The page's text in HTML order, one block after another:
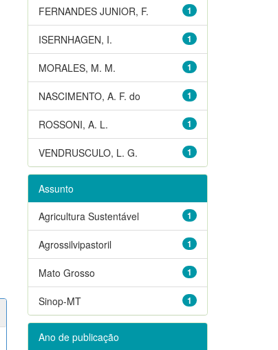
1
FERNANDES JUNIOR, F.
1
ISERNHAGEN, I.
1
MORALES, M. M.
1
NASCIMENTO, A. F. do
1
ROSSONI, A. L.
1
VENDRUSCULO, L. G.
Assunto
1
Agricultura Sustentável
1
Agrossilvipastoril
1
Mato Grosso
1
Sinop-MT
Ano de publicação